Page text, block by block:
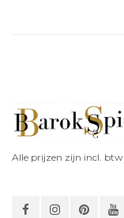
Alle prijzen zijn incl. btw